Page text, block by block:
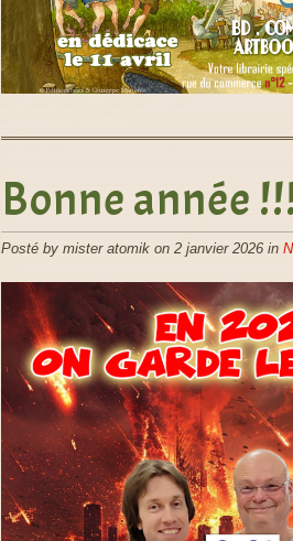
Bonne année
Posté by mister atomik on 2 janvier 2026 in